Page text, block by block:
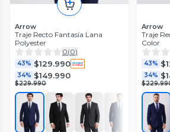
Arrow
Traje Recto Fantasía Lana
Polyester
0(0)
43% $129.990
34% $149.990
$229.990
Arrow
Traje
Color
43%
34%